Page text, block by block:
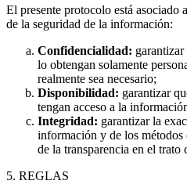
El presente protocolo está asociado
de la seguridad de la información:
Confidencialidad:
lo obtengan solamente
realmente sea necesario;
Disponibilidad: garantizar
tengan acceso a la
Integridad: garantizar la
información y de los métodos
de la transparencia en el
5. REGLAS